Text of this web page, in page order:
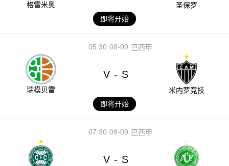
格雷米奥
圣保罗
即将开始
08-09
05:30 巴西甲
瑞模贝雷
V - S
米内罗竞技
即将开始
08-09
07:30 巴西甲
V - S